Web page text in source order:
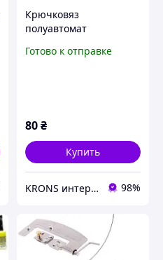
Крючковяз
полуавтомат
для вязания крючков к
Готово к отправке
80₴
Купить
KRONS интернет- магазин 98%